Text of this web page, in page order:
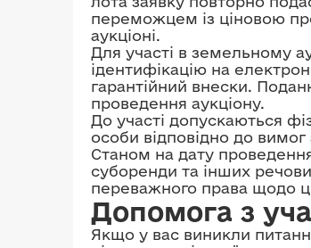
переможцем із ціновою
аукціоні.
Для участі в земельному
ідентифікацію на
гарантійний внески.
проведення аукціону.
До участі допускаються
особи відповідно до
Станом на дату
суборенди та інших
переважного права щодо
Допомога з
Якщо у вас виникли